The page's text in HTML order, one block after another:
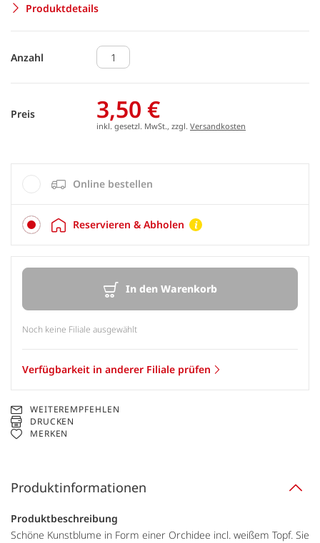
Produktdetails
Anzahl
Preis 3,50 €
inkl. gesetzl. MwSt., zzgl. Versandkosten
Online bestellen
Reservieren & Abholen
In den Warenkorb
Noch keine Filiale ausgewählt
Verfügbarkeit in anderer Filiale prüfen
WEITEREMPFEHLEN
DRUCKEN
MERKEN
Produktinformationen
Produktbeschreibung
Schöne Kunstblume in Form einer Orchidee incl. weißem Topf. Sie